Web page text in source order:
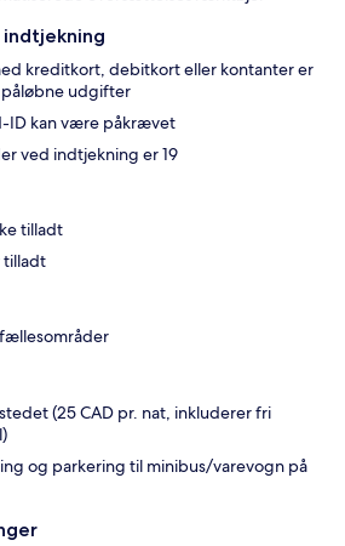
kreditkort, debitkort eller kontanter er
udgifter
ID kan være påkrævet
ved indtjekning er 19
tilladt
tilladt
(25 CAD pr. nat, inkluderer fri
og parkering til minibus/varevogn på